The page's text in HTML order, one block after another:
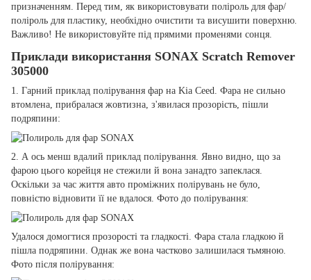
призначенням. Перед тим, як використовувати поліроль для фар/
поліроль для пластику, необхідно очистити та висушити поверхню.
Важливо! Не використовуйте під прямими променями сонця.
Приклади використання SONAX Scratch Remover
305000
1. Гарний приклад полірування фар на Kia Ceed. Фара не сильно
втомлена, прибралася жовтизна, з'явилася прозорість, пішли
подряпини:
2. А ось менш вдалий приклад полірування. Явно видно, що за
фарою цього корейця не стежили й вона занадто запеклася.
Оскільки за час життя авто проміжних полірувань не було,
повністю відновити її не вдалося. Фото до полірування:
Удалося домогтися прозорості та гладкості. Фара стала гладкою й
пішла подряпини. Однак же вона частково залишилася тьмяною.
Фото після полірування: